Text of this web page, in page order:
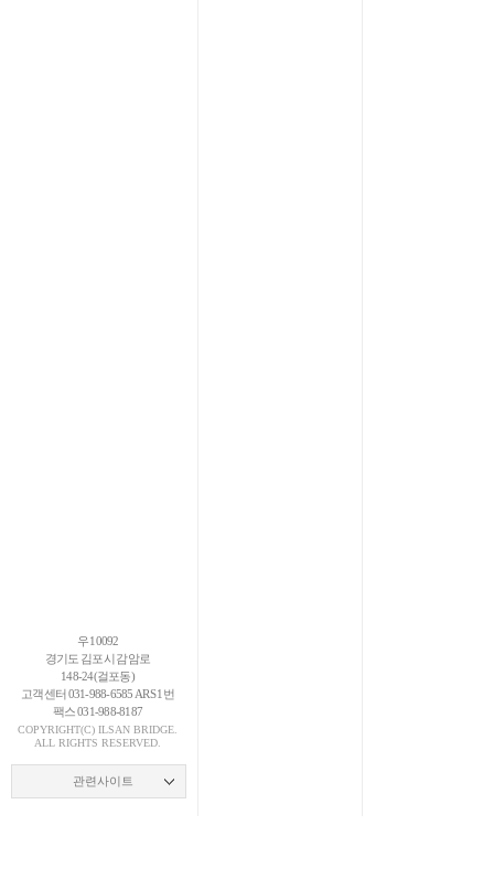
우 10092
경기도 김포시 감암로
148-24(걸포동)
고객센터 031-988-6585 ARS 1번
팩스 031-988-8187
COPYRIGHT(C) ILSAN BRIDGE.
ALL RIGHTS RESERVED.
관련사이트